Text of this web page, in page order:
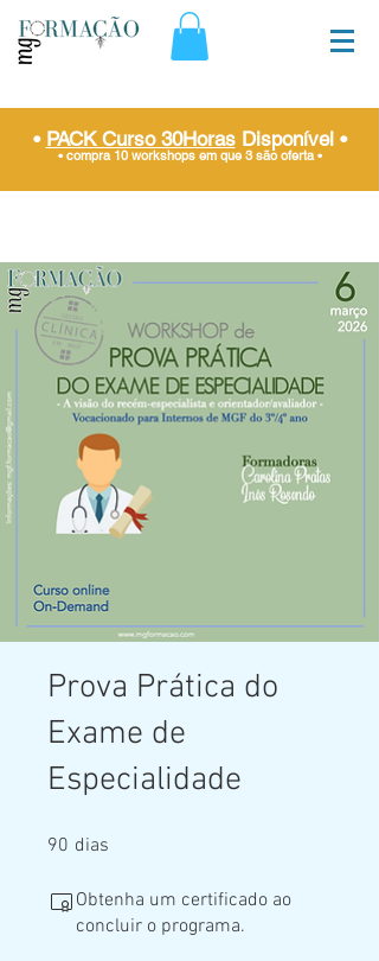
• PACK Curso 30HorasDisponível •
• compra 10 workshops em que 3 são oferta •
Prova Prática do
Exame de
Especialidade
90 dias
Obtenha um certificado ao
concluir o programa.